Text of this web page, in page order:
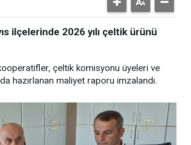
ilçelerinde 2026 yılı çeltik ürünü
çeltik komisyonu üyeleri ve
hazırlanan maliyet raporu imzalandı.